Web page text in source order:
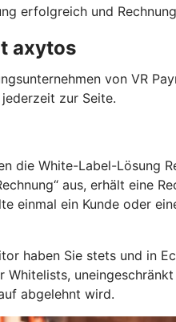
erfolgreich und
axytos
von VR
zur Seite.
die White-Label-
aus, erhält eine
einmal ein Kunde oder
haben Sie stets und in
Whitelists,
abgelehnt wird.